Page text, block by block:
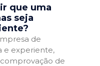
que uma
seja
de
e experiente,
de